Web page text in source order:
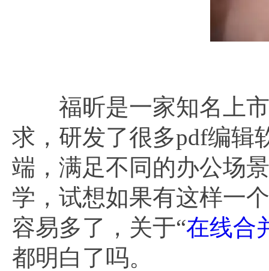
福昕是一家知名上市
求，研发了很多pdf编辑
端，满足不同的办公场
学，试想如果有这样一
容易多了，关于“在线合
都明白了吗。